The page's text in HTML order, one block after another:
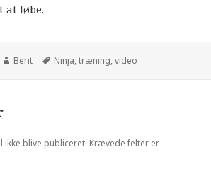
at løbe.
Berit Ninja,træning,video
ikke blive publiceret. Krævede felter er